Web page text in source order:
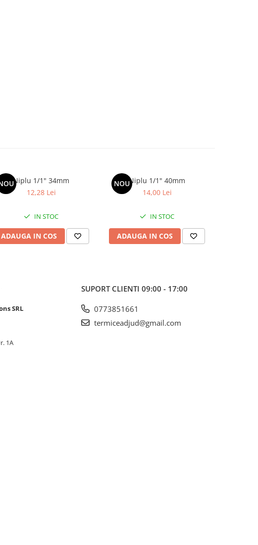
Niplu 1/1" 34mm
12,28 Lei
IN STOC
ADAUGA IN COS
NOUNiplu 1/1" 40mm
14,00 Lei
IN STOC
ADAUGA IN COS
SRL
1A
SUPORT CLIENTI 09:00 - 17:00
0773851661
termiceadjud@gmail.com